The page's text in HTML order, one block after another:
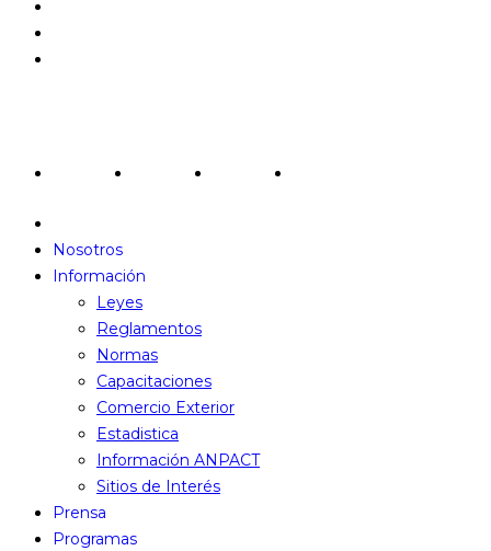
Nosotros
Información
Leyes
Reglamentos
Normas
Capacitaciones
Comercio Exterior
Estadistica
Información ANPACT
Sitios de Interés
Prensa
Programas